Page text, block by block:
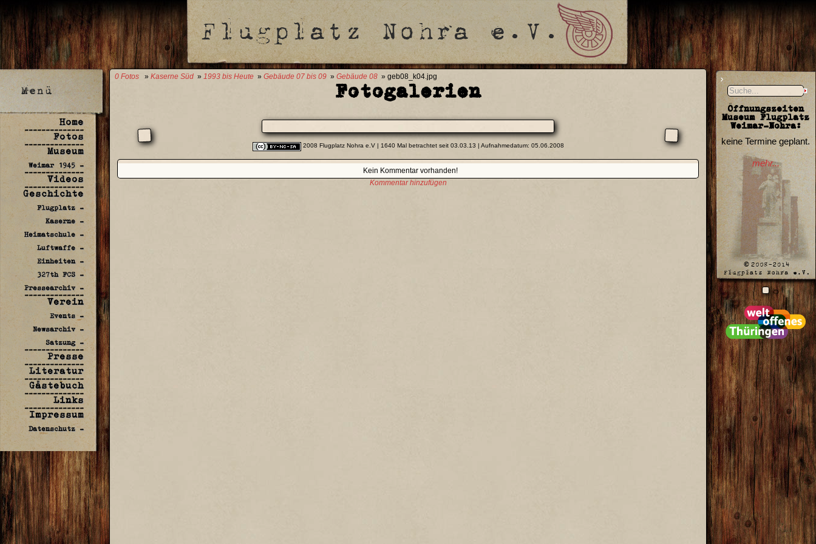
Home
--------------
Fotos
--------------
Museum
Weimar 1945 -
--------------
Videos
--------------
Geschichte
Flugplatz -
Kaserne -
Heimatschule -
Luftwaffe -
Einheiten -
327th FCS -
Pressearchiv -
--------------
Verein
Events -
Newsarchiv -
Satzung -
--------------
Presse
--------------
Literatur
--------------
Gästebuch
--------------
Links
--------------
Impressum
Datenschutz -
Öffnungszeiten
Museum Flugplatz
Weimar-Nohra:
keine Termine geplant.
mehr...
0 Fotos » Kaserne Süd » 1993 bis Heute » Gebäude 07 bis 09 » Gebäude 08 » geb08_k04.jpg
Fotogalerien
2008 Flugplatz Nohra e.V| 1640 Mal betrachtet seit 03.03.13 | Aufnahmedatum: 05.06.2008
Kein Kommentar vorhanden!
Kommentar hinzufügen